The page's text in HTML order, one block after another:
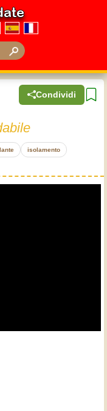
Condividi
isolamento